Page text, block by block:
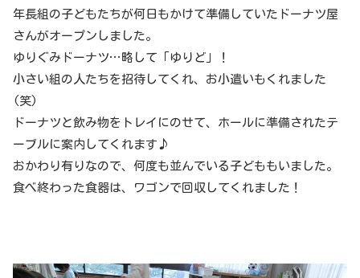
年長組の子どもたちが何日もかけて準備していたドーナツ屋
さんがオープンしました。
ゆりぐみドーナツ…略して「ゆりど」！
小さい組の人たちを招待してくれ、お小遣いもくれました
(笑)
ドーナツと飲み物をトレイにのせて、ホールに準備されたテ
ーブルに案内してくれます♪
おかわり有りなので、何度も並んでいる子どももいました。
食べ終わった食器は、ワゴンで回収してくれました！